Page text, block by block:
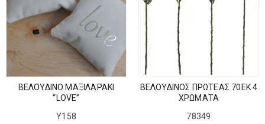
ΒΕΛΟΥΔΙΝΟ ΜΑΞΙΛΑΡΑΚΙ
“LOVE”
Y158
ΒΕΛΟΥΔΙΝΟΣ ΠΡΩΤΕΑΣ 70ΕΚ 4
ΧΡΩΜΑΤΑ
78349